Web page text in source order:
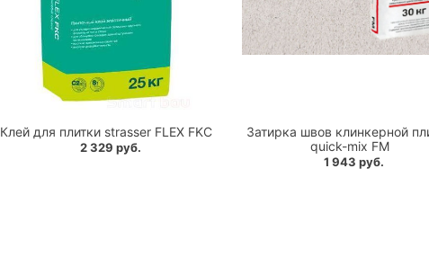
Клей для плитки strasser FLEX FKC
2 329 руб.
Затирка швов клинкерной
quick-mix FM
1 943 руб.